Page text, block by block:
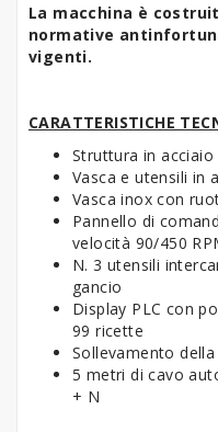
La macchina è
normative
vigenti.
CARATTERISTICHE
Struttura in
Vasca e utensili in
Vasca inox con
Pannello di
velocità 90/450
N. 3 utensili
gancio
Display PLC con
99 ricette
Sollevamento
5 metri di cavo
+ N